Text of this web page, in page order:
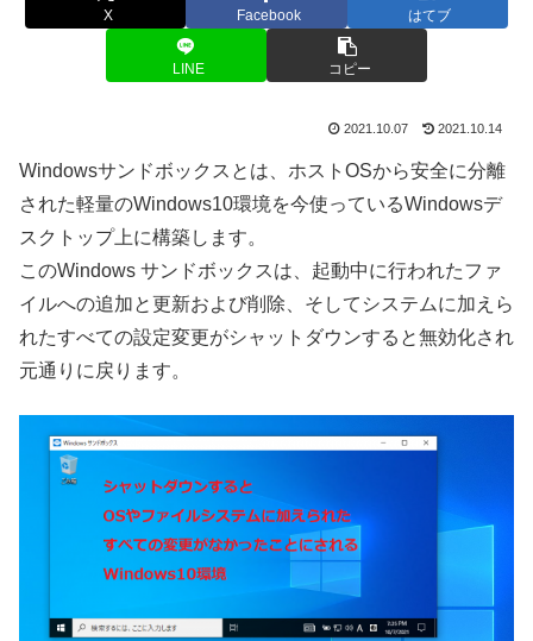
X Facebook はてブ
LINE コピー
2021.10.07 2021.10.14
Windowsサンドボックスとは、ホストOSから安全に分離
された軽量のWindows10環境を今使っているWindowsデ
スクトップ上に構築します。
このWindows サンドボックスは、起動中に行われたファ
イルへの追加と更新および削除、そしてシステムに加えら
れたすべての設定変更がシャットダウンすると無効化され
元通りに戻ります。